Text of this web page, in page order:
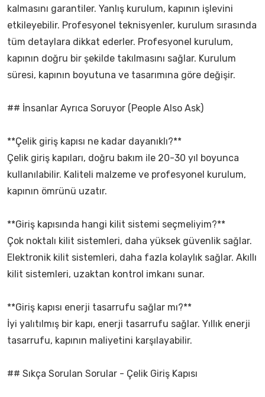
kalmasını garantiler. Yanlış kurulum, kapının işlevini
etkileyebilir. Profesyonel teknisyenler, kurulum sırasında
tüm detaylara dikkat ederler. Profesyonel kurulum,
kapının doğru bir şekilde takılmasını sağlar. Kurulum
süresi, kapının boyutuna ve tasarımına göre değişir.
## İnsanlar Ayrıca Soruyor (People Also Ask)
**Çelik giriş kapısı ne kadar dayanıklı?**
Çelik giriş kapıları, doğru bakım ile 20-30 yıl boyunca
kullanılabilir. Kaliteli malzeme ve profesyonel kurulum,
kapının ömrünü uzatır.
**Giriş kapısında hangi kilit sistemi seçmeliyim?**
Çok noktalı kilit sistemleri, daha yüksek güvenlik sağlar.
Elektronik kilit sistemleri, daha fazla kolaylık sağlar. Akıllı
kilit sistemleri, uzaktan kontrol imkanı sunar.
**Giriş kapısı enerji tasarrufu sağlar mı?**
İyi yalıtılmış bir kapı, enerji tasarrufu sağlar. Yıllık enerji
tasarrufu, kapının maliyetini karşılayabilir.
## Sıkça Sorulan Sorular - Çelik Giriş Kapısı